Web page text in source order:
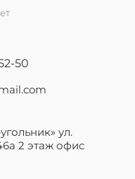
50
ул.
2 этаж офис